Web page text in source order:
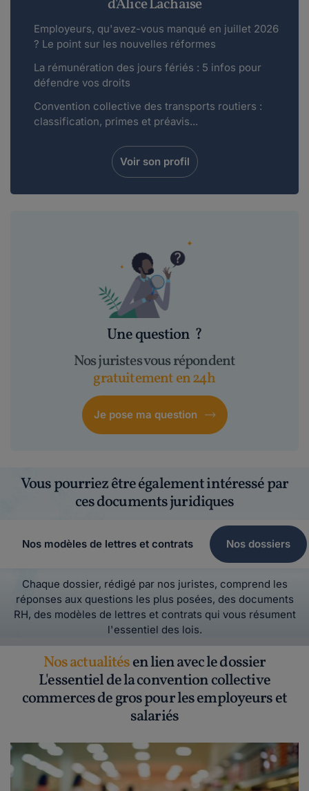
d'Alice Lachaise
Employeurs, qu'avez-vous manqué en juillet 2026
? Le point sur les nouvelles réformes
La rémunération des jours fériés : 5 infos pour
défendre vos droits
Convention collective des transports routiers :
classification, primes et préavis...
Voir son profil
Une question ?
Nos juristes vous répondent
gratuitement en 24h
Je pose ma question
Vous pourriez être également intéressé par
ces documents juridiques
Nos modèles de lettres et contrats Nos dossiers
Chaque dossier, rédigé par nos juristes, comprend les
réponses aux questions les plus posées, des documents
RH, des modèles de lettres et contrats qui vous résument
l'essentiel des lois.
Nos actualitésen lien avec le dossier
L'essentiel de la convention collective
commerces de gros pour les employeurs et
salariés